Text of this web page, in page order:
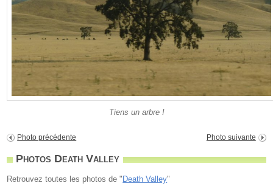
Tiens un arbre !
Photo précédente Photo suivante
Photos Death Valley
Retrouvez toutes les photos de " Death Valley"